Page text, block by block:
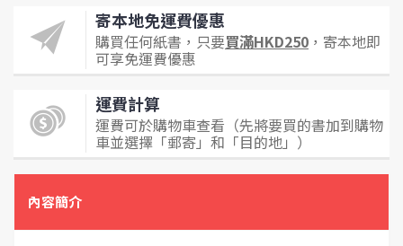
寄本地免運費優惠
購買任何紙書，只要買滿HKD250 ，寄本地即
可享免運費優惠
運費計算
運費可於購物車查看（先將要買的書加到購物
車並選擇「郵寄」和「目的地」）
內容簡介